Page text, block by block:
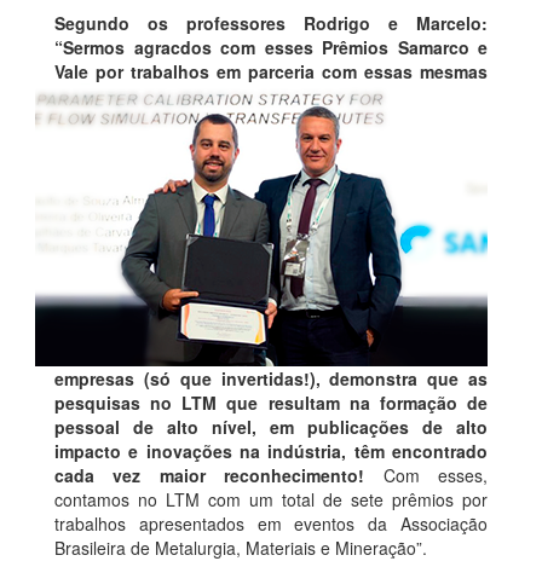
Segundo os professores Rodrigo e Marcelo:
“Sermos agracdos com esses Prêmios Samarco e
Vale por trabalhos em parceria com essas mesmas
empresas (só que invertidas!), demonstra que as
pesquisas no LTM que resultam na formação de
pessoal de alto nível, em publicações de alto
impacto e inovações na indústria, têm encontrado
cada vez maior reconhecimento! Com esses,
contamos no LTM com um total de sete prêmios por
trabalhos apresentados em eventos da Associação
Brasileira de Metalurgia, Materiais e Mineração”.